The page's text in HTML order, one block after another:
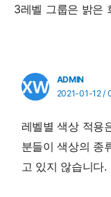
3레벨 그룹은 밝은
ADMIN
2021-01-12 /
레벨별 색상 적용
분들이 색상의 종
고 있지 않습니다.